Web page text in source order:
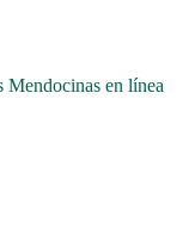
Mendocinas en línea